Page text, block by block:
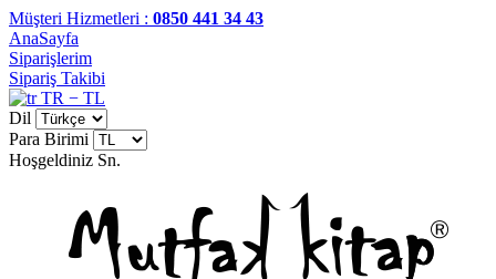
Müşteri Hizmetleri : 0850 441 34 43
AnaSayfa
Siparişlerim
Sipariş Takibi
TR − TL
Dil
Para Birimi
Hoşgeldiniz Sn.